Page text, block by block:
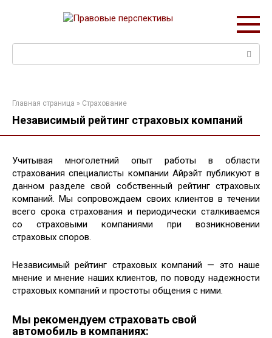
Главная страница » Страхование
Независимый рейтинг страховых компаний
Учитывая многолетний опыт работы в области
страхования специалисты компании Айрэйт публикуют в
данном разделе свой собственный рейтинг страховых
компаний. Мы сопровождаем своих клиентов в течении
всего срока страхования и периодически сталкиваемся
со страховыми компаниями при возникновении
страховых споров.
Независимый рейтинг страховых компаний — это наше
мнение и мнение наших клиентов, по поводу надежности
страховых компаний и простоты общения с ними.
Мы рекомендуем страховать свой
автомобиль в компаниях: